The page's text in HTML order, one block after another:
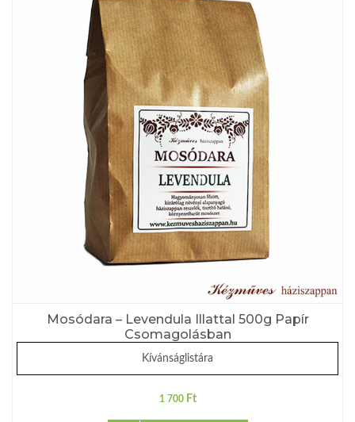
Mosódara – Levendula Illattal 500g Papír
Csomagolásban
Kívánságlistára
1 700 Ft